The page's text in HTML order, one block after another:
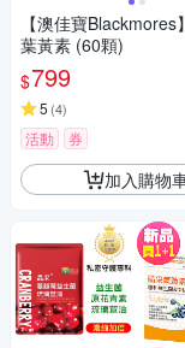
【澳佳寶Blackmores
葉黃素 (60顆)
$799
5 (4)
活動 券
加入購物